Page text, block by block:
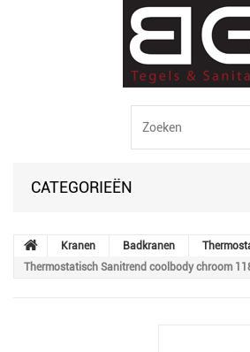
CATEGORIEËN
Kranen Badkranen
Thermostatisch Sanitrend coolbody chroom